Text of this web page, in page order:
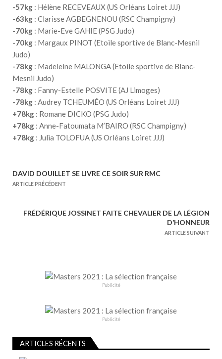
-57kg : Hélène RECEVEAUX (US Orléans Loiret JJJ)
-63kg : Clarisse AGBEGNENOU (RSC Champigny)
-70kg : Marie-Eve GAHIE (PSG Judo)
-70kg : Margaux PINOT (Etoile sportive de Blanc-Mesnil
Judo)
-78kg : Madeleine MALONGA (Etoile sportive de Blanc-
Mesnil Judo)
-78kg : Fanny-Estelle POSVITE (AJ Limoges)
-78kg : Audrey TCHEUMÉO (US Orléans Loiret JJJ)
+78kg : Romane DICKO (PSG Judo)
+78kg : Anne-Fatoumata M’BAIRO (RSC Champigny)
+78kg : Julia TOLOFUA (US Orléans Loiret JJJ)
N
l
’
DAVID DOUILLET SE LIVRE CE SOIR SUR RMC
ARTICLE PRÉCÉDENT
FRÉDÉRIQUE JOSSINET FAITE CHEVALIER DE LA LÉGION
D’HONNEUR
ARTICLE SUIVANT
Publicité
Publicité
ARTICLES RÉCENTS